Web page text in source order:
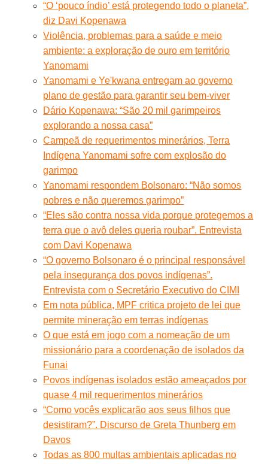
“O ‘pouco índio’ está protegendo todo o planeta”,
diz Davi Kopenawa
Violência, problemas para a saúde e meio
ambiente: a exploração de ouro em território
Yanomami
Yanomami e Ye'kwana entregam ao governo
plano de gestão para garantir seu bem-viver
Dário Kopenawa: “São 20 mil garimpeiros
explorando a nossa casa”
Campeã de requerimentos minerários, Terra
Indígena Yanomami sofre com explosão do
garimpo
Yanomami respondem Bolsonaro: “Não somos
pobres e não queremos garimpo”
“Eles são contra nossa vida porque protegemos a
terra que o avô deles queria roubar”. Entrevista
com Davi Kopenawa
“O governo Bolsonaro é o principal responsável
pela insegurança dos povos indígenas”.
Entrevista com o Secretário Executivo do CIMI
Em nota pública, MPF critica projeto de lei que
permite mineração em terras indígenas
O que está em jogo com a nomeação de um
missionário para a coordenação de isolados da
Funai
Povos indígenas isolados estão ameaçados por
quase 4 mil requerimentos minerários
“Como vocês explicarão aos seus filhos que
desistiram?”. Discurso de Greta Thunberg em
Davos
Todas as 800 multas ambientais aplicadas no